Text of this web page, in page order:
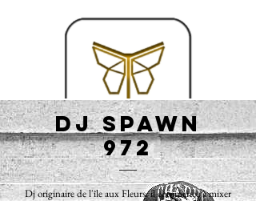
Dj Spawn
972
Dj originaire de l'île aux Fleurs, il commence à mixer